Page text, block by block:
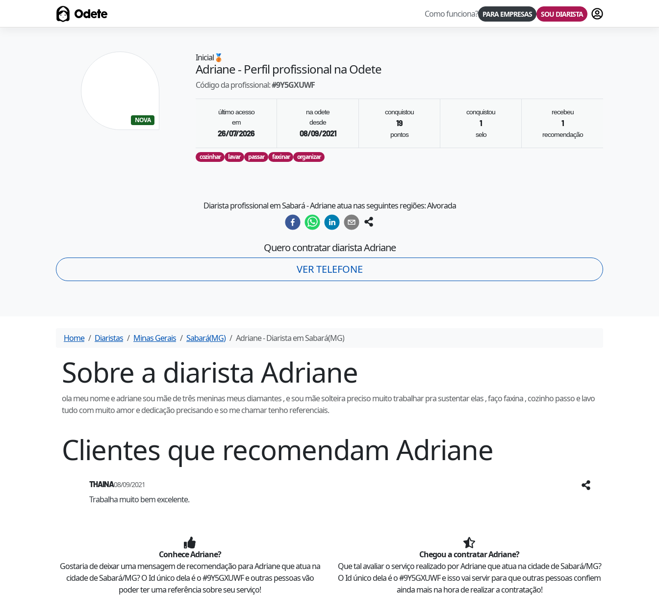
Odete Como funciona? PARA EMPRESAS SOU DIARISTA Fazer login
NOVA
Inicial🥉
Adriane- Perfil profissional na Odete
Código da profissional:#9Y5GXUWF
último acesso
em
26/07/2026
na odete
desde
08/09/2021
conquistou
19
pontos
conquistou
1
selo
recebeu
1
recomendação
cozinhar lavar passar faxinar organizar
Diarista profissional em Sabará - Adriane atua nas seguintes regiões: Alvorada
Quero contratar diaristaAdriane
VER TELEFONE
Home Diaristas Minas Gerais Sabará(MG) Adriane- Diarista emSabará(MG)
Sobre a diarista Adriane
ola meu nome e adriane sou mãe de três meninas meus diamantes , e sou mãe solteira preciso muito trabalhar pra sustentar elas , faço faxina , cozinho passo e lavo
tudo com muito amor e dedicação precisando e so me chamar tenho referenciais.
Clientes que recomendam Adriane
THAINA08/09/2021
Trabalha muito bem excelente.
ConheceAdriane?
Gostaria de deixar uma mensagem de recomendação paraAdrianeque atua na
cidade deSabará/MG? O Id único dela é o #9Y5GXUWFe outras pessoas vão
poder ter uma referência sobre seu serviço!
Chegou a contratarAdriane?
Que tal avaliar o serviço realizado porAdrianeque atua na cidade deSabará/MG?
O Id único dela é o #9Y5GXUWFe isso vai servir para que outras pessoas confiem
ainda mais na hora de realizar a contratação!